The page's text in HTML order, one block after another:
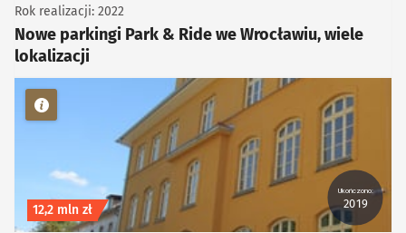
Nowe parkingi Park & Ride we Wrocławiu, wiele
lokalizacji
Rok realizacji: 2022
kategoria Inne
Ukończono:
2019
Koszt inwestycji
12,2 mln zł